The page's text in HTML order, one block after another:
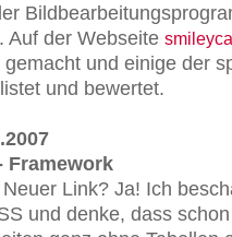
Auf der Webseite
gemacht und einige der
und bewertet.
Framework
Link? Ja! Ich
und denke, dass